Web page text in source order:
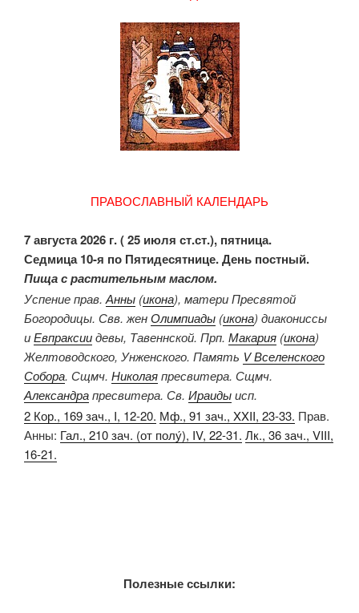
ПРАВОСЛАВНЫЙ КАЛЕНДАРЬ
7 августа 2026 г. ( 25 июля ст.ст.), пятница.
Седмица 10-я по Пятидесятнице. День постный.
Пища с растительным маслом.
Успение прав. Анны (икона), матери Пресвятой
Богородицы. Свв. женОлимпиады (икона) диакониссы
иЕвпраксиидевы, Тавеннской. Прп. Макария (икона)
Желтоводского, Унженского. Память V Вселенского
Собора. Сщмч. Николаяпресвитера. Сщмч.
Александрапресвитера. Св. Ираидыисп.
2 Кор., 169 зач., I, 12-20. Мф., 91 зач., XXII, 23-33. Прав.
Анны: Гал., 210 зач. (от полу́), IV, 22-31. Лк., 36 зач., VIII,
16-21.
Полезные ссылки: